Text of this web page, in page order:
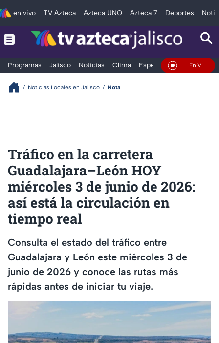
en vivo TV Azteca Azteca UNO Azteca 7 Deportes
Programas Jalisco Noticias Clima Espectáculos Deportes
En Vivo
Noticias Locales en Jalisco Nota
Tráfico en la carretera
Guadalajara–León HOY
miércoles 3 de junio de 2026:
así está la circulación en
tiempo real
Consulta el estado del tráfico entre
Guadalajara y León este miércoles 3 de
junio de 2026 y conoce las rutas más
rápidas antes de iniciar tu viaje.